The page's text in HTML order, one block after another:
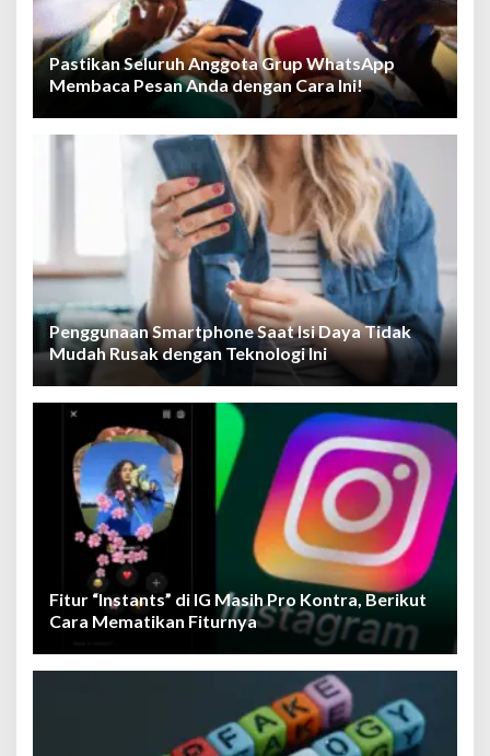
Pastikan Seluruh Anggota Grup WhatsApp
Membaca Pesan Anda dengan Cara Ini!
Penggunaan Smartphone Saat Isi Daya Tidak
Mudah Rusak dengan Teknologi Ini
Fitur “Instants” di IG Masih Pro Kontra, Berikut
Cara Mematikan Fiturnya